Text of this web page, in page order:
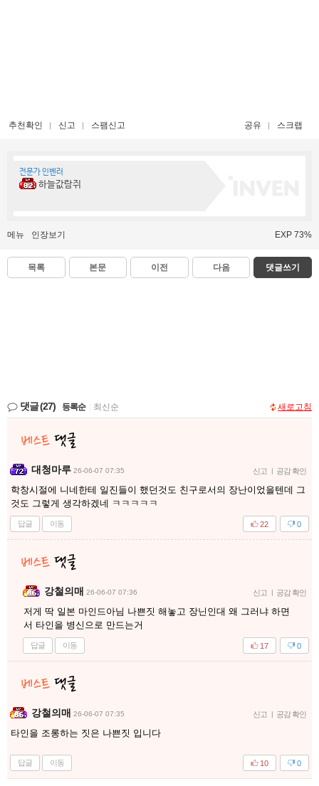
추천확인 신고 스팸신고 공유 스크랩
전문가 인벤러
하늘값람쥐
메뉴 인장보기 EXP 73%
목록 본문 이전 다음 댓글쓰기
댓글(27) 등록순 최신순 새로고침
대청마루 26-06-07 07:35 신고 | 공감 확인
학창시절에 니네한테 일진들이 했던것도 친구로서의 장난이었을텐데 그
것도 그렇게 생각하겠네 ㅋㅋㅋㅋㅋ
답글 이동 0
22
강철의매 26-06-07 07:36 신고 | 공감 확인
저게 딱 일본 마인드아님 나쁜짓 해놓고 장닌인대 왜 그러냐 하면
서 타인을 병신으로 만드는거
답글 이동 0
17
강철의매 26-06-07 07:35 신고 | 공감 확인
타인을 조롱하는 짓은 나쁜짓 입니다
답글 이동 0
10